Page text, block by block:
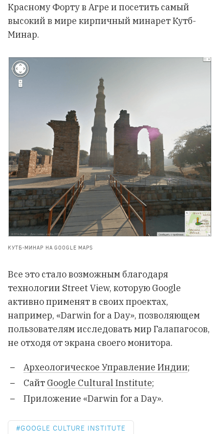
Красному Форту в Агре и посетить самый
высокий в мире кирпичный минарет Кутб-
Минар.
КУТБ-МИНАР НА GOOGLE MAPS
Все это стало возможным благодаря
технологии Street View, которую Google
активно применят в своих проектах,
например, «Darwin for a Day», позволяющем
пользователям исследовать мир Галапагосов,
не отходя от экрана своего монитора.
Археологическое Управление Индии;
Сайт Google Cultural Institute;
Приложение «Darwin for a Day».
GOOGLE CULTURE INSTITUTE